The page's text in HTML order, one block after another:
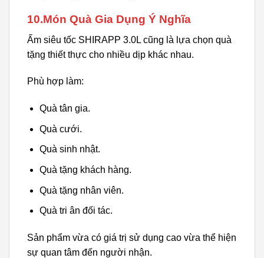
10.Món Quà Gia Dụng Ý Nghĩa
Ấm siêu tốc SHIRAPP 3.0L cũng là lựa chọn quà
tặng thiết thực cho nhiều dịp khác nhau.
Phù hợp làm:
Quà tân gia.
Quà cưới.
Quà sinh nhật.
Quà tặng khách hàng.
Quà tặng nhân viên.
Quà tri ân đối tác.
Sản phẩm vừa có giá trị sử dụng cao vừa thể hiện
sự quan tâm đến người nhận.